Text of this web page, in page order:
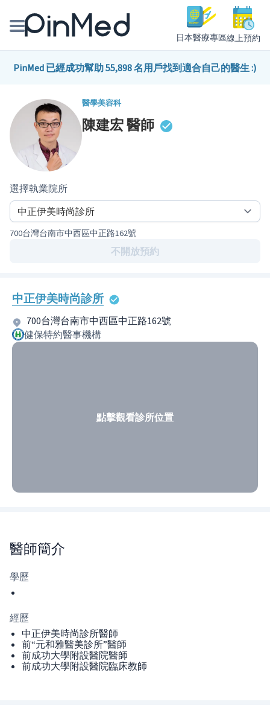
日本醫療專區線上預約
線上預約醫師、院所
醫師專欄專訪
健康主題館
PinMed 已經成功幫助 55,898 名用戶找到適合自己的醫生 :)
醫學美容科
陳建宏醫師
選擇執業院所
700台灣台南市中西區中正路162號
不開放預約
中正伊美時尚診所
700台灣台南市中西區中正路162號
健保特約醫事機構
點擊觀看診所位置
醫師簡介
學歷
經歷
中正伊美時尚診所醫師
前“元和雅醫美診所”醫師
前成功大學附設醫院醫師
前成功大學附設醫院臨床教師